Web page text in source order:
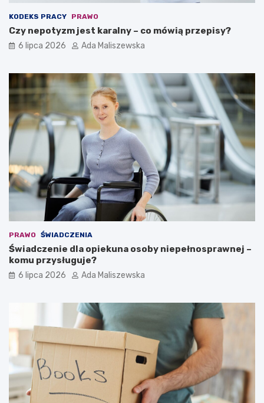
KODEKS PRACY PRAWO
Czy nepotyzm jest karalny – co mówią przepisy?
6 lipca 2026 Ada Maliszewska
PRAWO ŚWIADCZENIA
Świadczenie dla opiekuna osoby niepełnosprawnej –
komu przysługuje?
6 lipca 2026 Ada Maliszewska